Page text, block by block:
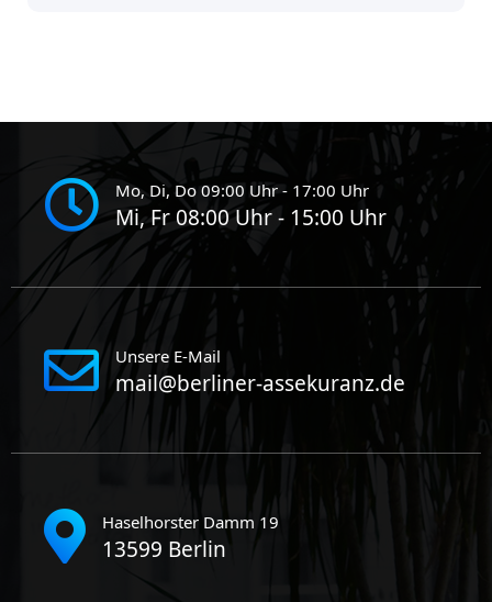
Mo, Di, Do 09:00 Uhr - 17:00 Uhr
Mi, Fr 08:00 Uhr - 15:00 Uhr
Unsere E-Mail
mail@berliner-assekuranz.de
Haselhorster Damm 19
13599 Berlin